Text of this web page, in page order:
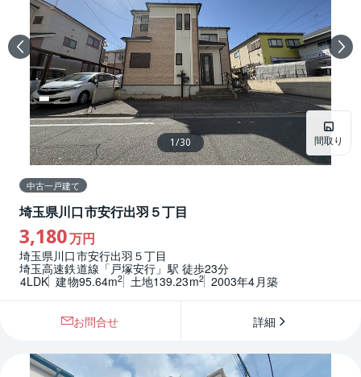
間取り
1/30
中古一戸建て
埼玉県川口市安行出羽５丁目
3,180万円
埼玉県川口市安行出羽５丁目
埼玉高速鉄道線「戸塚安行」駅 徒歩23分
4LDK 建物95.64m2 土地139.23m2 2003年4月築
お問合せ 詳細